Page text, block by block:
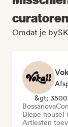
Omdat je
&gt;
Bossanova
Diepe house
Artiesten